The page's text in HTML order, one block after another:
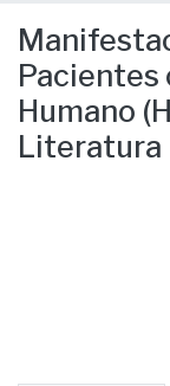
Pacientes
Humano
Literatura